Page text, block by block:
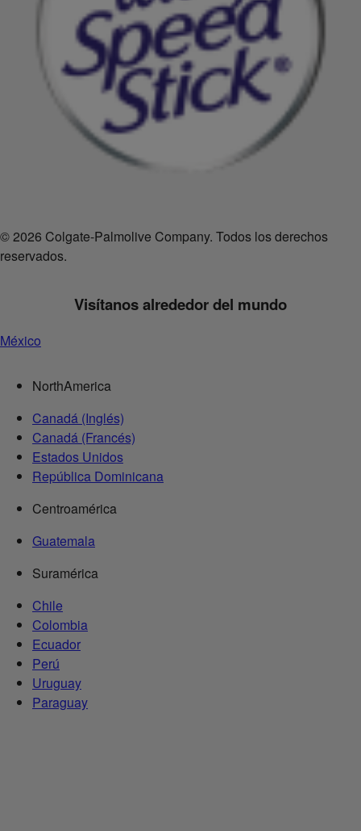
© 2026 Colgate-Palmolive Company. Todos los derechos
reservados.
Visítanos alrededor del mundo
México
NorthAmerica
Canadá (Inglés)
Canadá (Francés)
Estados Unidos
República Dominicana
Centroamérica
Guatemala
Suramérica
Chile
Colombia
Ecuador
Perú
Uruguay
Paraguay